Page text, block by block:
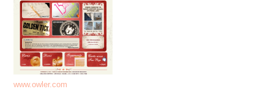
www.owler.com